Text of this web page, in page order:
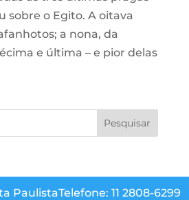
sobre o Egito. A oitava
a nona, da
e última – e pior delas
PaulistaTelefone: 11 2808-6299